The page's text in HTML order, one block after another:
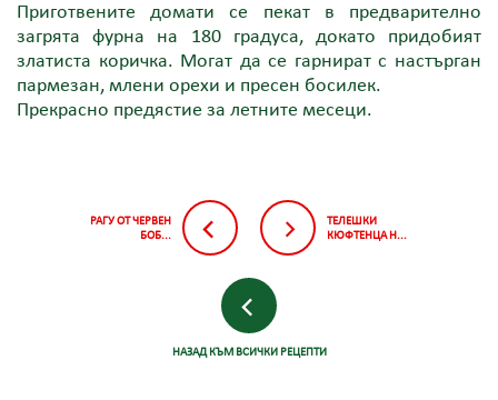
Приготвените домати се пекат в предварително
загрята фурна на 180 градуса, докато придобият
златиста коричка. Могат да се гарнират с настърган
пармезан, млени орехи и пресен босилек.
Прекрасно предястие за летните месеци.
РАГУ ОТ ЧЕРВЕН
БОБ...
ТЕЛЕШКИ
КЮФТЕНЦА Н...
НАЗАД КЪМ ВСИЧКИ РЕЦЕПТИ